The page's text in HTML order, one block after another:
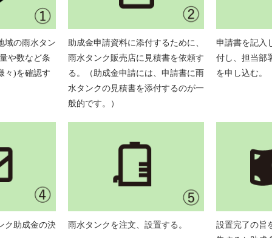
域の雨水タン
や数など条
々)を確認す
助成金申請資料に添付するために、
雨水タンク販売店に見積書を依頼す
る。（助成金申請には、申請書に雨
水タンクの見積書を添付するのが一
般的です。）
申請書を記入
付し、担当部
を申し込む。
ク助成金の決 雨水タンクを注文、設置する。
設置完了の旨